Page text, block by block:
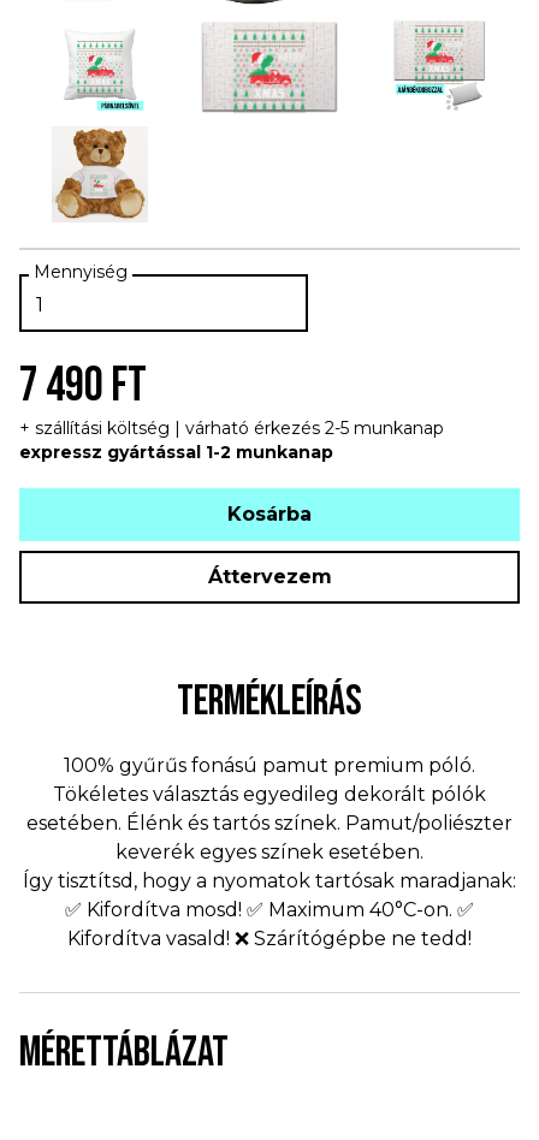
7 490 FT
+ szállítási költség | várható érkezés 2-5 munkanap
expressz gyártással 1-2 munkanap
Kosárba
Áttervezem
TERMÉKLEÍRÁS
100% gyűrűs fonású pamut premium póló.
Tökéletes választás egyedileg dekorált pólók
esetében. Élénk és tartós színek. Pamut/poliészter
keverék egyes színek esetében.
Így tisztítsd, hogy a nyomatok tartósak maradjanak:
✅ Kifordítva mosd! ✅ Maximum 40°C-on. ✅
Kifordítva vasald! ❌ Szárítógépbe ne tedd!
MÉRETTÁBLÁZAT